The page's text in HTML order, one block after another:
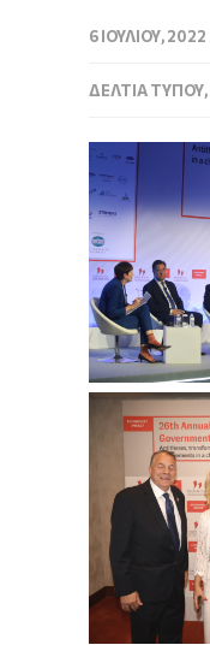
6 ΙΟΥΛΊΟΥ, 2022
ΔΕΛΤΊΑ ΤΎΠΟΥ,